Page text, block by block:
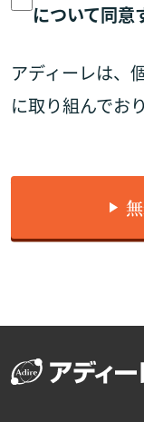
について同意
アディーレは、
に取り組んでお